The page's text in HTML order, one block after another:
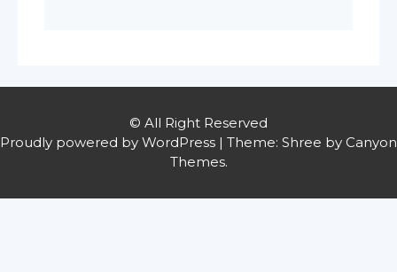
© All Right Reserved
Proudly powered by WordPress | Theme: Shree by Canyon
Themes.